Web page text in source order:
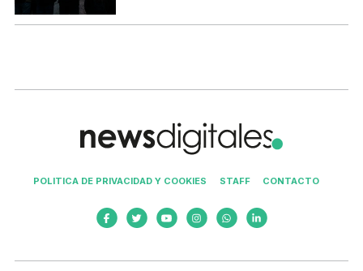
POLITICA DE PRIVACIDAD Y COOKIES STAFF CONTACTO